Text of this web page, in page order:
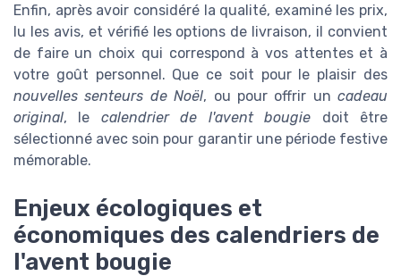
Enfin, après avoir considéré la qualité, examiné les prix,
lu les avis, et vérifié les options de livraison, il convient
de faire un choix qui correspond à vos attentes et à
votre goût personnel. Que ce soit pour le plaisir des
nouvelles senteurs de Noël, ou pour offrir un cadeau
original, le calendrier de l'avent bougie doit être
sélectionné avec soin pour garantir une période festive
mémorable.
Enjeux écologiques et
économiques des calendriers de
l'avent bougie